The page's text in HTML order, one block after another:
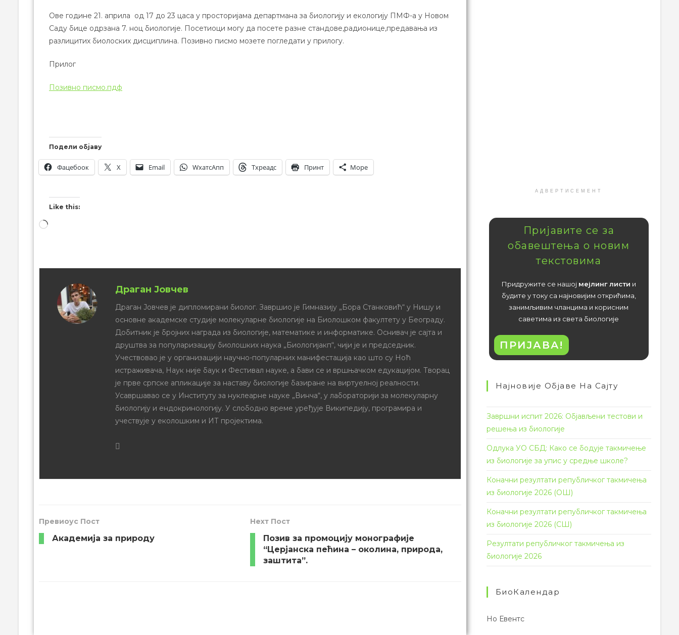
Ове године 21. априла од 17 до 23 цаса у просторијама департмана за биологију и екологију ПМФ-а у Новом
Саду бице одрзана 7. ноц биологије. Посетиоци могу да посете разне стандове,радионице,предавања из
разлицитих биолоских дисциплина. Позивно писмо мозете погледати у прилогу.
Прилог
Позивно писмо.пдф
Подели објаву
Фацебоок X Email WхатсАпп Тхреадс Принт Море
Like this:
Драган Јовчев
Драган Јовчев је дипломирани биолог. Завршио је Гимназију „Бора Станковић“ у Нишу и
основне академске студије молекуларне биологије на Биолошком факултету у Београду.
Добитник је бројних награда из биологије, математике и информатике. Оснивач је сајта и
друштва за популаризацију биолошких наука „Биологијакп“, чији је и председник.
Учествовао је у организацији научно-популарних манифестација као што су Ноћ
истраживача, Наук није баук и Фестивал науке, а бави се и вршњачком едукацијом. Творац
је прве српске апликације за наставу биологије базиране на виртуелној реалности.
Усавршавао се у Институту за нуклеарне науке „Винча“, у лабораторији за молекуларну
биологију и ендокринологију. У слободно време уређује Википедију, програмира и
учествује у еколошким и ИТ пројектима.
Превиоус Пост
Академија за природу
Неxт Пост
Позив за промоцију монографије
“Церјанска пећина – околина, природа,
заштита”.
АДВЕРТИСЕМЕНТ
Пријавите се за
обавештења о новим
текстовима
Придружите се нашој мејлинг листи и
будите у току са најновијим открићима,
занимљивим чланцима и корисним
саветима из света биологије
ПРИЈАВА!
Најновије Објаве На Сајту
Завршни испит 2026: Објављени тестови и
решења из биологије
Одлука УО СБД: Како се бодује такмичење
из биологије за упис у средње школе?
Коначни резултати републичког такмичења
из биологије 2026 (ОШ)
Коначни резултати републичког такмичења
из биологије 2026 (СШ)
Резултати републичког такмичења из
биологије 2026
БиоКалендар
Но Евентс